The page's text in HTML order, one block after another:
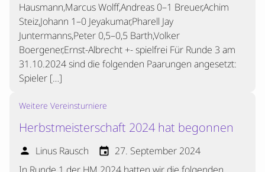
Hausmann,Marcus Wolff,Andreas 0–1 Breuer,Achim
Steiz,Johann 1–0 Jeyakumar,Pharell Jay
Juntermanns,Peter 0,5–0,5 Barth,Volker
Boergener,Ernst-Albrecht +- spielfrei Für Runde 3 am
31.10.2024 sind die folgenden Paarungen angesetzt:
Spieler […]
Weitere Vereinsturniere
Herbstmeisterschaft 2024 hat begonnen
person Linus Rausch event 27. September 2024